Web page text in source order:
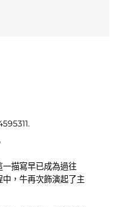
一描寫早已成為過往
，牛再次飾演起了主